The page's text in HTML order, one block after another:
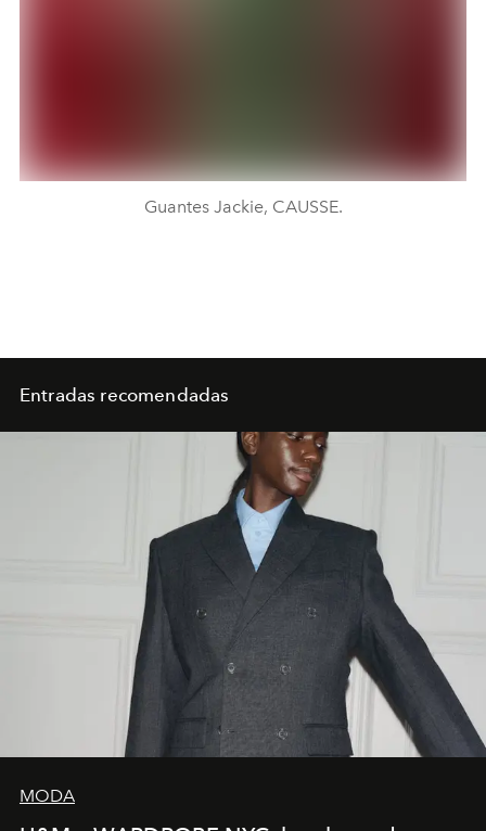
Guantes Jackie, CAUSSE.
Entradas recomendadas
MODA